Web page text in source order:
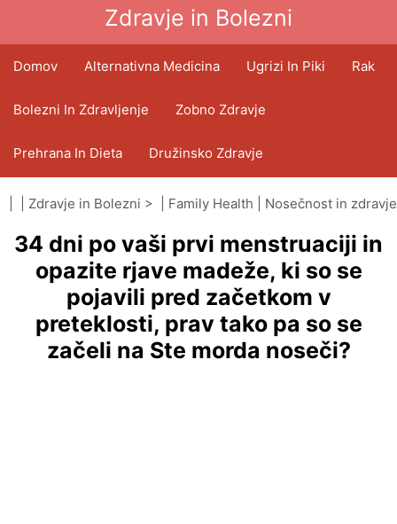
Zdravje in Bolezni
Domov Alternativna Medicina Ugrizi In Piki Rak
Bolezni In Zdravljenje Zobno Zdravje
Prehrana In Dieta Družinsko Zdravje
Zdravstveni Sektor Duševno Zdravje
Javno Zdravje In Varnost Operacije In Posegi
Zdravje in Bolezni > | Family Health Nosečnost in zdravje
34 dni po vaši prvi menstruaciji in
opazite rjave madeže, ki so se
pojavili pred začetkom v
preteklosti, prav tako pa so se
začeli na Ste morda noseči?